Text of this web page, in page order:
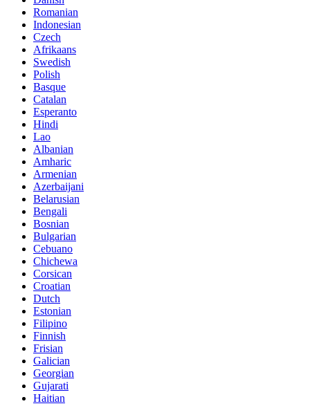
Romanian
Indonesian
Czech
Afrikaans
Swedish
Polish
Basque
Catalan
Esperanto
Hindi
Lao
Albanian
Amharic
Armenian
Azerbaijani
Belarusian
Bengali
Bosnian
Bulgarian
Cebuano
Chichewa
Corsican
Croatian
Dutch
Estonian
Filipino
Finnish
Frisian
Galician
Georgian
Gujarati
Haitian